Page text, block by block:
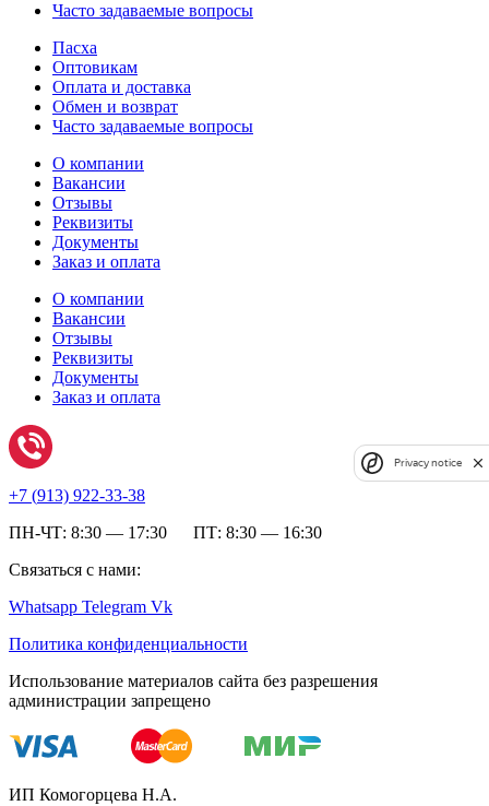
Часто задаваемые вопросы
Пасха
Оптовикам
Оплата и доставка
Обмен и возврат
Часто задаваемые вопросы
О компании
Вакансии
Отзывы
Реквизиты
Документы
Заказ и оплата
О компании
Вакансии
Отзывы
Реквизиты
Документы
Заказ и оплата
+7 (913) 922-33-38
ПН-ЧТ: 8:30 — 17:30 ПТ: 8:30 — 16:30
Связаться с нами:
Whatsapp Telegram Vk
Политика конфиденциальности
Использование материалов сайта без разрешения
администрации запрещено
ИП Комогорцева Н.А.
Privacy notice